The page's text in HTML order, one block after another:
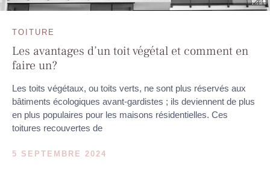
TOITURE
Les avantages d’un toit végétal et comment en
faire un?
Les toits végétaux, ou toits verts, ne sont plus réservés aux
bâtiments écologiques avant-gardistes ; ils deviennent de plus
en plus populaires pour les maisons résidentielles. Ces
toitures recouvertes de
5 SEPTEMBRE 2024